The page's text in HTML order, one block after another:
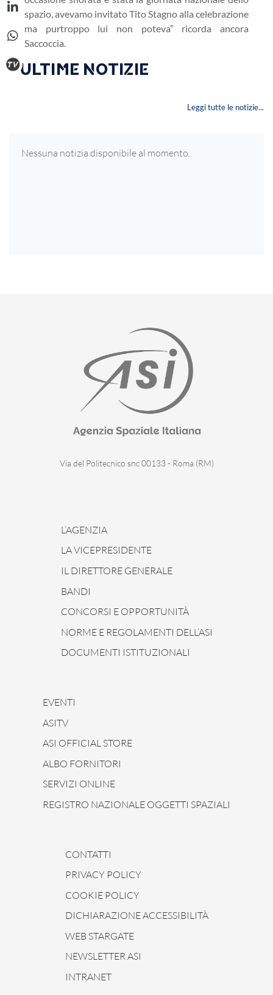
spazio, avevamo invitato TitoStagnoalla celebrazione
ma purtroppo lui non poteva” ricorda ancora
Saccoccia.
‣ ULTIME NOTIZIE
Leggi tutte le notizie...
Nessuna notizia disponibile al momento.
Via del Politecnico snc 00133 - Roma (RM)
L’AGENZIA
LA VICEPRESIDENTE
IL DIRETTORE GENERALE
BANDI
CONCORSI E OPPORTUNITÀ
NORME E REGOLAMENTI DELL’ASI
DOCUMENTI ISTITUZIONALI
EVENTI
ASITV
ASI OFFICIAL STORE
ALBO FORNITORI
SERVIZI ONLINE
REGISTRO NAZIONALE OGGETTI SPAZIALI
CONTATTI
PRIVACY POLICY
COOKIE POLICY
DICHIARAZIONE ACCESSIBILITÀ
WEB STARGATE
NEWSLETTER ASI
INTRANET